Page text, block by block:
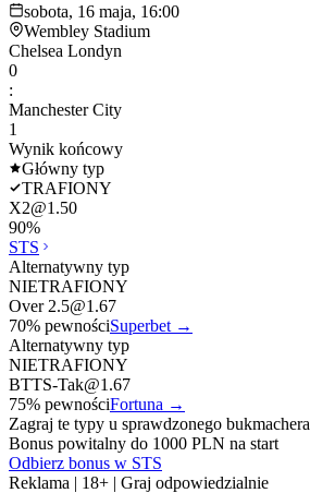
sobota, 16 maja, 16:00
Wembley Stadium
Chelsea Londyn
0
:
Manchester City
1
Wynik końcowy
Główny typ
TRAFIONY
X2@1.50
90%
STS
Alternatywny typ
NIETRAFIONY
Over 2.5@1.67
70% pewnościSuperbet →
Alternatywny typ
NIETRAFIONY
BTTS-Tak@1.67
75% pewnościFortuna →
Zagraj te typy u sprawdzonego bukmachera
Bonus powitalny do 1000 PLN na start
Odbierz bonus w STS
Reklama | 18+ | Graj odpowiedzialnie